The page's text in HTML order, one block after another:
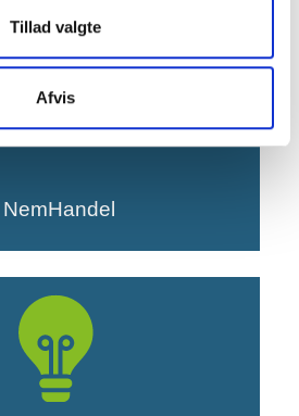
Tillad valgte
Afvis
til kommunen
til Sønderborg
se udbud